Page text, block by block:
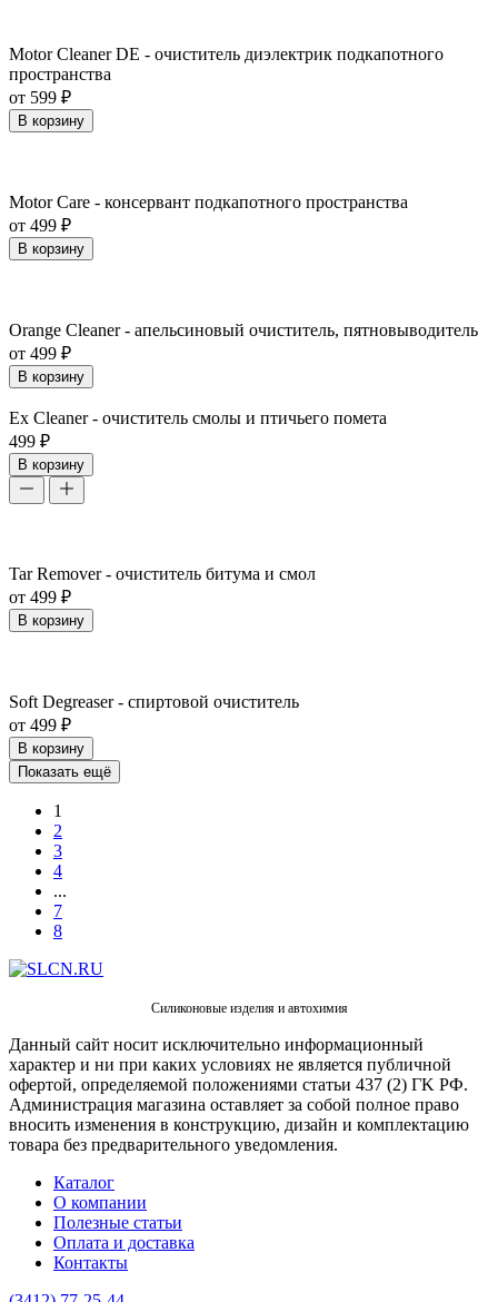
Motor Cleaner DE - очиститель диэлектрик подкапотного
пространства
от 599 ₽
В корзину
Motor Care - консервант подкапотного пространства
от 499 ₽
В корзину
Orange Cleaner - апельсиновый очиститель, пятновыводитель
от 499 ₽
В корзину
Ex Cleaner - очиститель смолы и птичьего помета
499 ₽
В корзину
Tar Remover - очиститель битума и смол
от 499 ₽
В корзину
Soft Degreaser - спиртовой очиститель
от 499 ₽
В корзину
Показать ещё
1
2
3
4
...
7
8
Силиконовые изделия и автохимия
Данный сайт носит исключительно информационный
характер и ни при каких условиях не является публичной
офертой, определяемой положениями статьи 437 (2) ГK РФ.
Администрация магазина оставляет за собой полное право
вносить изменения в конструкцию, дизайн и комплектацию
товара без предварительного уведомления.
Каталог
О компании
Полезные статьи
Оплата и доставка
Контакты